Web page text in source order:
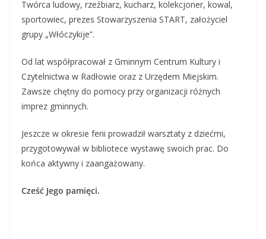
Twórca ludowy, rzeźbiarz, kucharz, kolekcjoner, kowal,
sportowiec, prezes Stowarzyszenia START, założyciel
grupy „Włóczykije”.
Od lat współpracował z Gminnym Centrum Kultury i
Czytelnictwa w Radłowie oraz z Urzędem Miejskim.
Zawsze chętny do pomocy przy organizacji różnych
imprez gminnych.
Jeszcze w okresie ferii prowadził warsztaty z dziećmi,
przygotowywał w bibliotece wystawę swoich prac. Do
końca aktywny i zaangażowany.
Cześć Jego pamięci.